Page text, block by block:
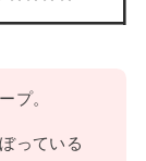
プ。
っている